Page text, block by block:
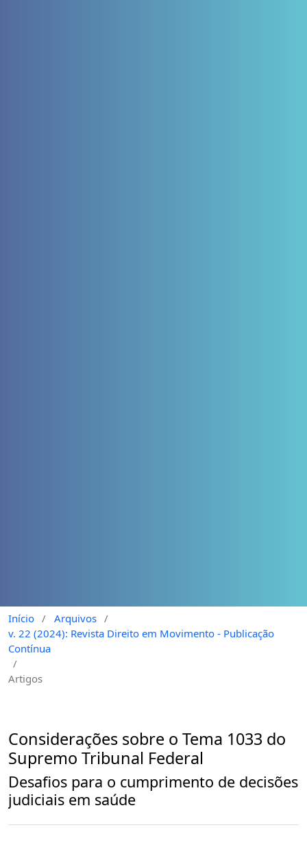
Início / Arquivos /
v. 22 (2024): Revista Direito em Movimento - Publicação
Contínua
/
Artigos
Considerações sobre o Tema 1033 do
Supremo Tribunal Federal
Desafios para o cumprimento de decisões
judiciais em saúde